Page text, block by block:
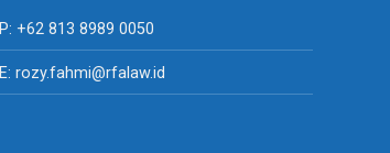
P: +62 813 8989 0050
E: rozy.fahmi@rfalaw.id